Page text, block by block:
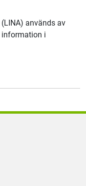
(LINA) används av
information i